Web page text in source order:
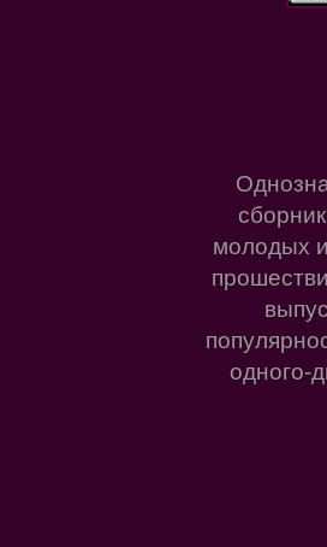
молодых
одного-